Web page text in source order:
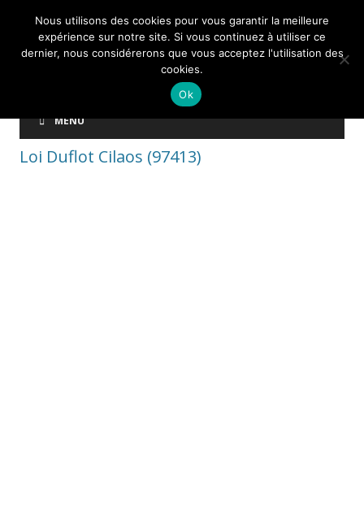
MENU
Loi Duflot Cilaos (97413)
Nous utilisons des cookies pour vous garantir la meilleure
expérience sur notre site. Si vous continuez à utiliser ce
dernier, nous considérerons que vous acceptez l'utilisation des
cookies.
Ok